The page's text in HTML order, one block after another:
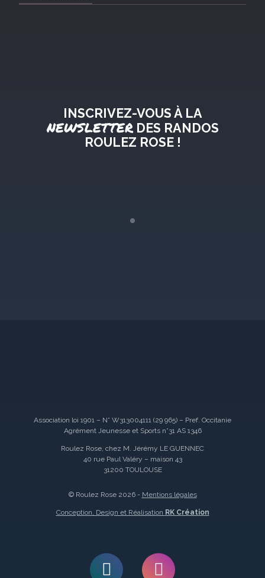
INSCRIVEZ-VOUS À LA
NEWSLETTERDES RANDOS
ROULEZ ROSE !
Association loi 1901 – N° W313004111 (29 965) – Pref. Occitanie
Agrément Jeunesse et Sports n°31 AS 1346
Roulez Rose, chez M. Jérémy LE GUENNEC
40 rue Paul Valéry – maison 43
31200 TOULOUSE
© Roulez Rose 2026 - Mentions légales
Conception, Design et Réalisation RK Création